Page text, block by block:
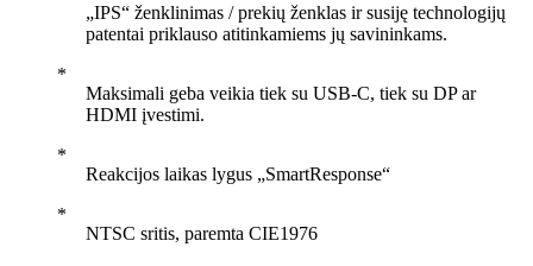
„IPS“ ženklinimas / prekių ženklas ir susiję technologijų
patentai priklauso atitinkamiems jų savininkams.
Maksimali geba veikia tiek su USB-C, tiek su DP ar
HDMI įvestimi.
Reakcijos laikas lygus „SmartResponse“
NTSC sritis, paremta CIE1976